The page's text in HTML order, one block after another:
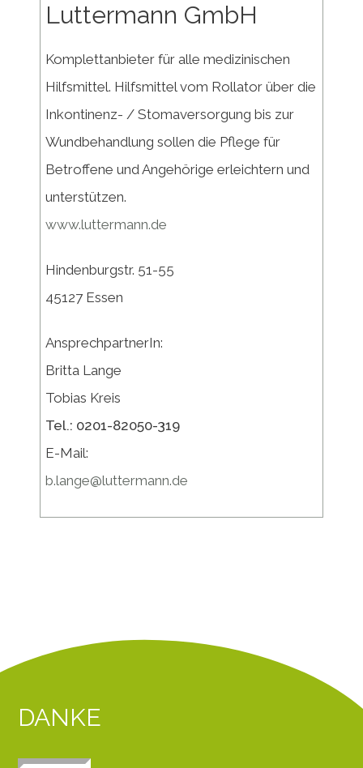
Luttermann GmbH
Komplettanbieter für alle medizinischen
Hilfsmittel. Hilfsmittel vom Rollator über die
Inkontinenz- / Stomaversorgung bis zur
Wundbehandlung sollen die Pflege für
Betroffene und Angehörige erleichtern und
unterstützen.
www.luttermann.de
Hindenburgstr. 51-55
45127 Essen
AnsprechpartnerIn:
Britta Lange
Tobias Kreis
Tel.: 0201-82050-319
E-Mail:
b.lange@luttermann.de
DANKE